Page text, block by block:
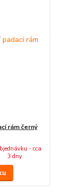
rám černý
- cca
3 dny